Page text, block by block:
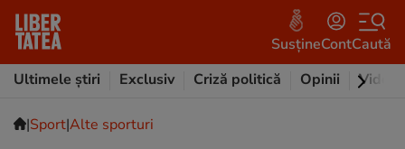
SusțineContCaută
Ultimele știri
Exclusiv Criză politică Opinii Video
|Sport|Alte sporturi